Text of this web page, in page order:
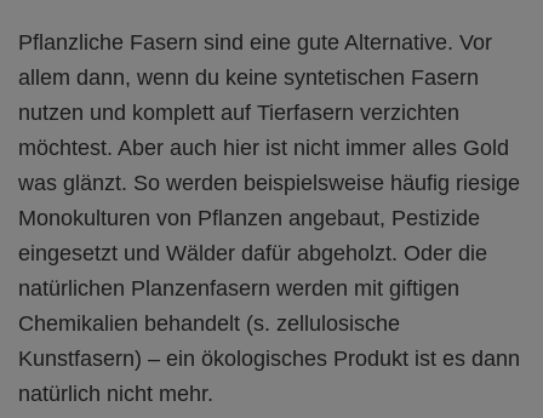
Pflanzliche Fasern sind eine gute Alternative. Vor
allem dann, wenn du keine syntetischen Fasern
nutzen und komplett auf Tierfasern verzichten
möchtest. Aber auch hier ist nicht immer alles Gold
was glänzt. So werden beispielsweise häufig riesige
Monokulturen von Pflanzen angebaut, Pestizide
eingesetzt und Wälder dafür abgeholzt. Oder die
natürlichen Planzenfasern werden mit giftigen
Chemikalien behandelt (s. zellulosische
Kunstfasern) – ein ökologisches Produkt ist es dann
natürlich nicht mehr.